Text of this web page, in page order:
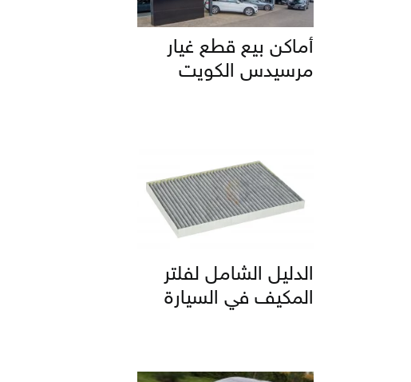
أماكن بيع قطع غيار
مرسيدس الكويت
الدليل الشامل لفلتر
المكيف في السيارة